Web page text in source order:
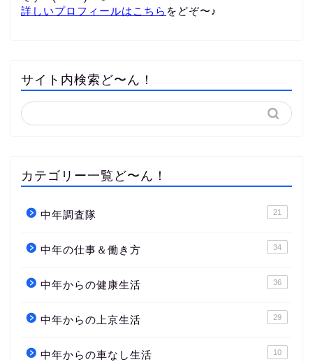
詳しいプロフィールはこちら をどぞ〜♪
サイト内検索ど〜ん！
カテゴリー一覧ど〜ん！
中年調査隊 21
中年の仕事＆働き方 34
中年からの健康生活 36
中年からの上京生活 29
中年からの車なし生活 10